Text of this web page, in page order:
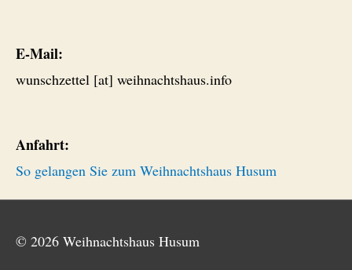
E-Mail:
wunschzettel [at] weihnachtshaus.info
Anfahrt:
So gelangen Sie zum Weihnachtshaus Husum
© 2026 Weihnachtshaus Husum